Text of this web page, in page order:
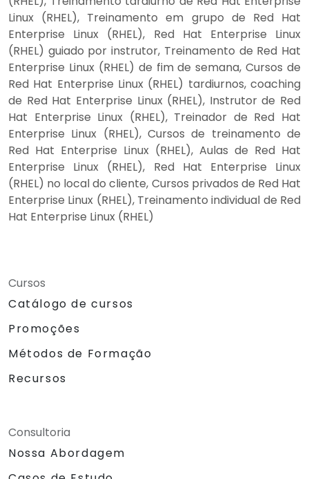
Linux (RHEL), Treinamento em grupo de Red Hat
Enterprise Linux (RHEL), Red Hat Enterprise Linux
(RHEL) guiado por instrutor, Treinamento de Red Hat
Enterprise Linux (RHEL) de fim de semana, Cursos de
Red Hat Enterprise Linux (RHEL) tardiurnos, coaching
de Red Hat Enterprise Linux (RHEL), Instrutor de Red
Hat Enterprise Linux (RHEL), Treinador de Red Hat
Enterprise Linux (RHEL), Cursos de treinamento de
Red Hat Enterprise Linux (RHEL), Aulas de Red Hat
Enterprise Linux (RHEL), Red Hat Enterprise Linux
(RHEL) no local do cliente, Cursos privados de Red Hat
Enterprise Linux (RHEL), Treinamento individual de Red
Hat Enterprise Linux (RHEL)
Cursos
Catálogo de cursos
Promoções
Métodos de Formação
Recursos
Consultoria
Nossa Abordagem